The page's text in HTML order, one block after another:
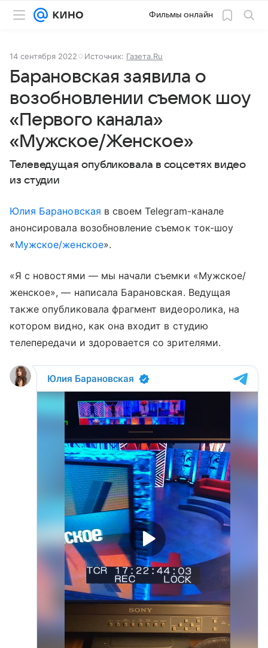
Фильмы онлайн
14 сентября 2022 Источник: Газета.Ru
Барановская заявила о
возобновлении съемок шоу
«Первого канала»
«Мужское/Женское»
Телеведущая опубликовала в соцсетях видео
из студии
Юлия Барановская в своем Telegram-канале
анонсировала возобновление съемок ток-шоу
«Мужское/женское».
«Я с новостями — мы начали съемки «Мужское/
женское», — написала Барановская. Ведущая
также опубликовала фрагмент видеоролика, на
котором видно, как она входит в студию
телепередачи и здоровается со зрителями.